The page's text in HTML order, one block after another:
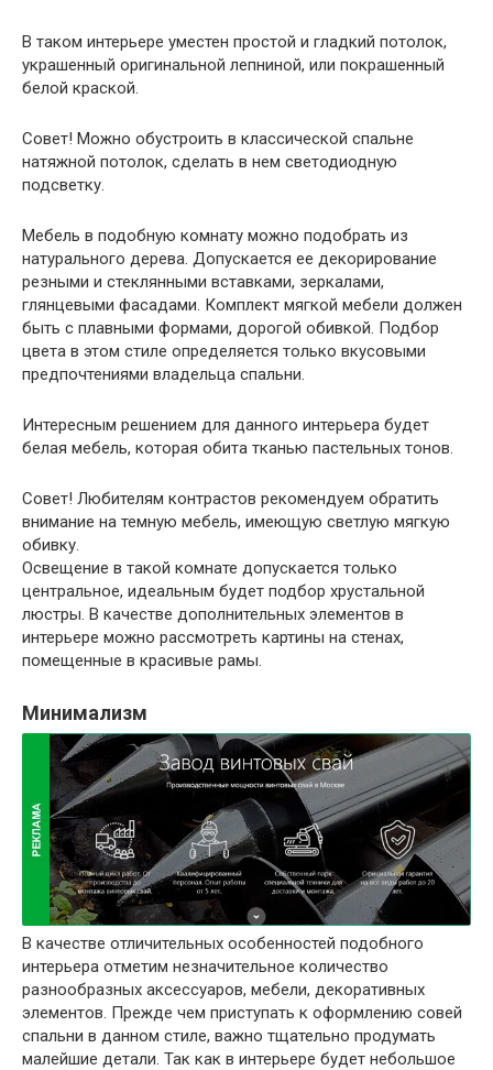
В таком интерьере уместен простой и гладкий потолок,
украшенный оригинальной лепниной, или покрашенный
белой краской.
Совет! Можно обустроить в классической спальне
натяжной потолок, сделать в нем светодиодную
подсветку.
Мебель в подобную комнату можно подобрать из
натурального дерева. Допускается ее декорирование
резными и стеклянными вставками, зеркалами,
глянцевыми фасадами. Комплект мягкой мебели должен
быть с плавными формами, дорогой обивкой. Подбор
цвета в этом стиле определяется только вкусовыми
предпочтениями владельца спальни.
Интересным решением для данного интерьера будет
белая мебель, которая обита тканью пастельных тонов.
Совет! Любителям контрастов рекомендуем обратить
внимание на темную мебель, имеющую светлую мягкую
обивку.
Освещение в такой комнате допускается только
центральное, идеальным будет подбор хрустальной
люстры. В качестве дополнительных элементов в
интерьере можно рассмотреть картины на стенах,
помещенные в красивые рамы.
Минимализм
В качестве отличительных особенностей подобного
интерьера отметим незначительное количество
разнообразных аксессуаров, мебели, декоративных
элементов. Прежде чем приступать к оформлению совей
спальни в данном стиле, важно тщательно продумать
малейшие детали. Так как в интерьере будет небольшое